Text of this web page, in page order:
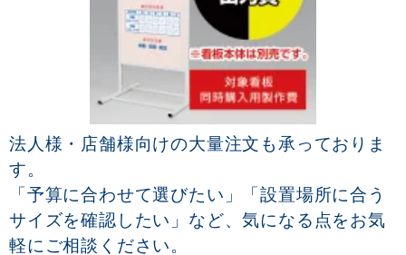
法人様・店舗様向けの大量注文も承っておりま
す。
「予算に合わせて選びたい」「設置場所に合う
サイズを確認したい」など、気になる点をお気
軽にご相談ください。